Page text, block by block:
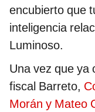
encubierto que
inteligencia
Luminoso.
Una vez que ya
fiscal Barreto,
Morán y Mateo